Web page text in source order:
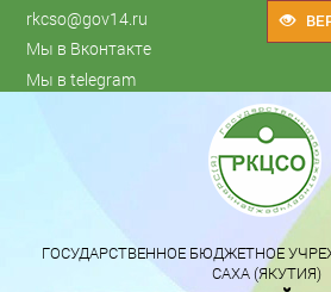
rkcso@gov14.ru
Мы в Вконтакте
Мы в telegram
ГОСУДАРСТВЕННОЕ БЮДЖЕТНОЕ
САХА (ЯКУТИЯ)